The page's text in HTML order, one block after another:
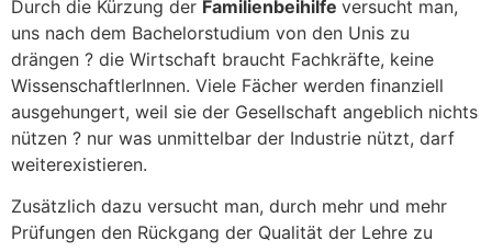
Durch die Kürzung der Familienbeihilfe versucht man,
uns nach dem Bachelorstudium von den Unis zu
drängen ? die Wirtschaft braucht Fachkräfte, keine
WissenschaftlerInnen. Viele Fächer werden finanziell
ausgehungert, weil sie der Gesellschaft angeblich nichts
nützen ? nur was unmittelbar der Industrie nützt, darf
weiterexistieren.
Zusätzlich dazu versucht man, durch mehr und mehr
Prüfungen den Rückgang der Qualität der Lehre zu